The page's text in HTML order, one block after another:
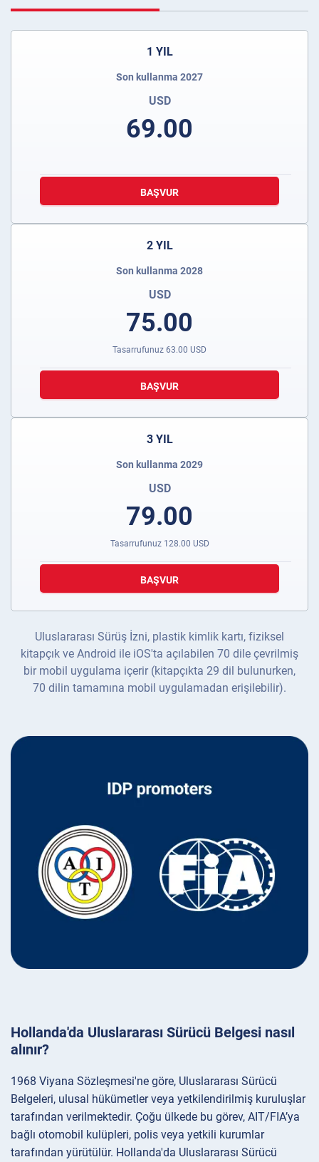
1 YIL
Son kullanma 2027
USD
69.00
BAŞVUR
2 YIL
Son kullanma 2028
USD
75.00
Tasarrufunuz 63.00 USD
BAŞVUR
3 YIL
Son kullanma 2029
USD
79.00
Tasarrufunuz 128.00 USD
BAŞVUR
Uluslararası Sürüş İzni, plastik kimlik kartı, fiziksel
kitapçık ve Android ile iOS'ta açılabilen 70 dile çevrilmiş
bir mobil uygulama içerir (kitapçıkta 29 dil bulunurken,
70 dilin tamamına mobil uygulamadan erişilebilir).
Hollanda'da Uluslararası Sürücü Belgesi nasıl
alınır?
1968 Viyana Sözleşmesi'ne göre, Uluslararası Sürücü
Belgeleri, ulusal hükümetler veya yetkilendirilmiş kuruluşlar
tarafından verilmektedir. Çoğu ülkede bu görev, AIT/FIA’ya
bağlı otomobil kulüpleri, polis veya yetkili kurumlar
tarafından yürütülür. Hollanda'da Uluslararası Sürücü